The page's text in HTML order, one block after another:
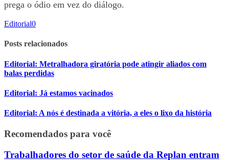
prega o ódio em vez do diálogo.
Editorial0
Posts relacionados
Editorial: Metralhadora giratória pode atingir aliados com
balas perdidas
Editorial: Já estamos vacinados
Editorial: A nós é destinada a vitória, a eles o lixo da história
Recomendados para você
Trabalhadores do setor de saúde da Replan entram